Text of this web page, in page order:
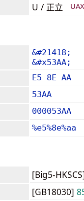
U / 正立
&#21418;
&#x53AA;
E5 8E AA
53AA
000053AA
%e5%8e%aa
[Big5-
[GB18030]